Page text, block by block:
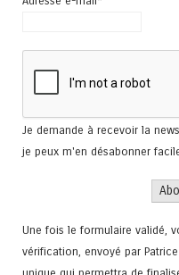
Je demande à recevoir la
je peux m'en désabonner
Une fois le formulaire validé,
vérification, envoyé par